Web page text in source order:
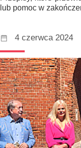
lub pomoc w
4 czerwca 2024